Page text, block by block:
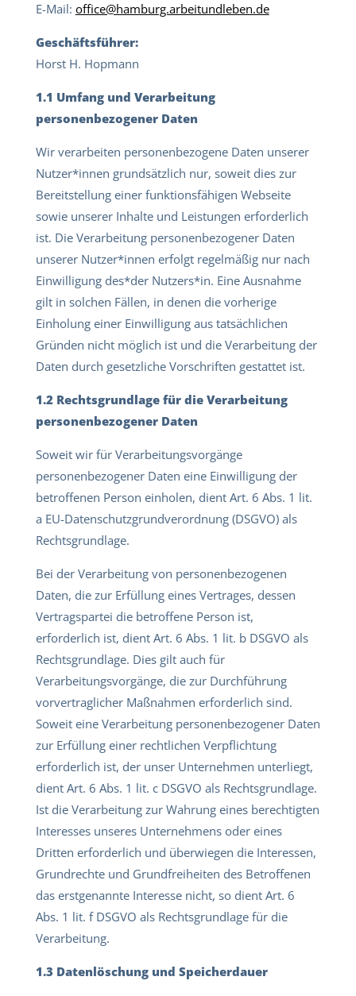
E-Mail: office@hamburg.arbeitundleben.de
Geschäftsführer:
Horst H. Hopmann
1.1 Umfang und Verarbeitung
personenbezogener Daten
Wir verarbeiten personenbezogene Daten unserer
Nutzer*innen grundsätzlich nur, soweit dies zur
Bereitstellung einer funktionsfähigen Webseite
sowie unserer Inhalte und Leistungen erforderlich
ist. Die Verarbeitung personenbezogener Daten
unserer Nutzer*innen erfolgt regelmäßig nur nach
Einwilligung des*der Nutzers*in. Eine Ausnahme
gilt in solchen Fällen, in denen die vorherige
Einholung einer Einwilligung aus tatsächlichen
Gründen nicht möglich ist und die Verarbeitung der
Daten durch gesetzliche Vorschriften gestattet ist.
1.2 Rechtsgrundlage für die Verarbeitung
personenbezogener Daten
Soweit wir für Verarbeitungsvorgänge
personenbezogener Daten eine Einwilligung der
betroffenen Person einholen, dient Art. 6 Abs. 1 lit.
a EU-Datenschutzgrundverordnung (DSGVO) als
Rechtsgrundlage.
Bei der Verarbeitung von personenbezogenen
Daten, die zur Erfüllung eines Vertrages, dessen
Vertragspartei die betroffene Person ist,
erforderlich ist, dient Art. 6 Abs. 1 lit. b DSGVO als
Rechtsgrundlage. Dies gilt auch für
Verarbeitungsvorgänge, die zur Durchführung
vorvertraglicher Maßnahmen erforderlich sind.
Soweit eine Verarbeitung personenbezogener Daten
zur Erfüllung einer rechtlichen Verpflichtung
erforderlich ist, der unser Unternehmen unterliegt,
dient Art. 6 Abs. 1 lit. c DSGVO als Rechtsgrundlage.
Ist die Verarbeitung zur Wahrung eines berechtigten
Interesses unseres Unternehmens oder eines
Dritten erforderlich und überwiegen die Interessen,
Grundrechte und Grundfreiheiten des Betroffenen
das erstgenannte Interesse nicht, so dient Art. 6
Abs. 1 lit. f DSGVO als Rechtsgrundlage für die
Verarbeitung.
1.3 Datenlöschung und Speicherdauer